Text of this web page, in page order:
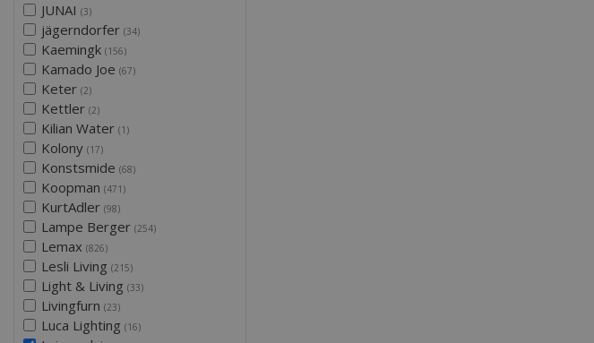
JUNAI (3)
jägerndorfer (34)
Kaemingk (156)
Kamado Joe (67)
Keter (2)
Kettler (2)
Kilian Water (1)
Kolony (17)
Konstsmide (68)
Koopman (471)
KurtAdler (98)
Lampe Berger (254)
Lemax (826)
Lesli Living (215)
Light & Living (33)
Livingfurn (23)
Luca Lighting (16)